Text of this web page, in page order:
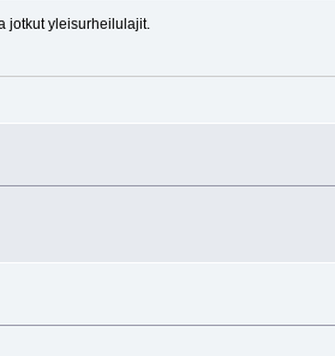
jotkut yleisurheilulajit.